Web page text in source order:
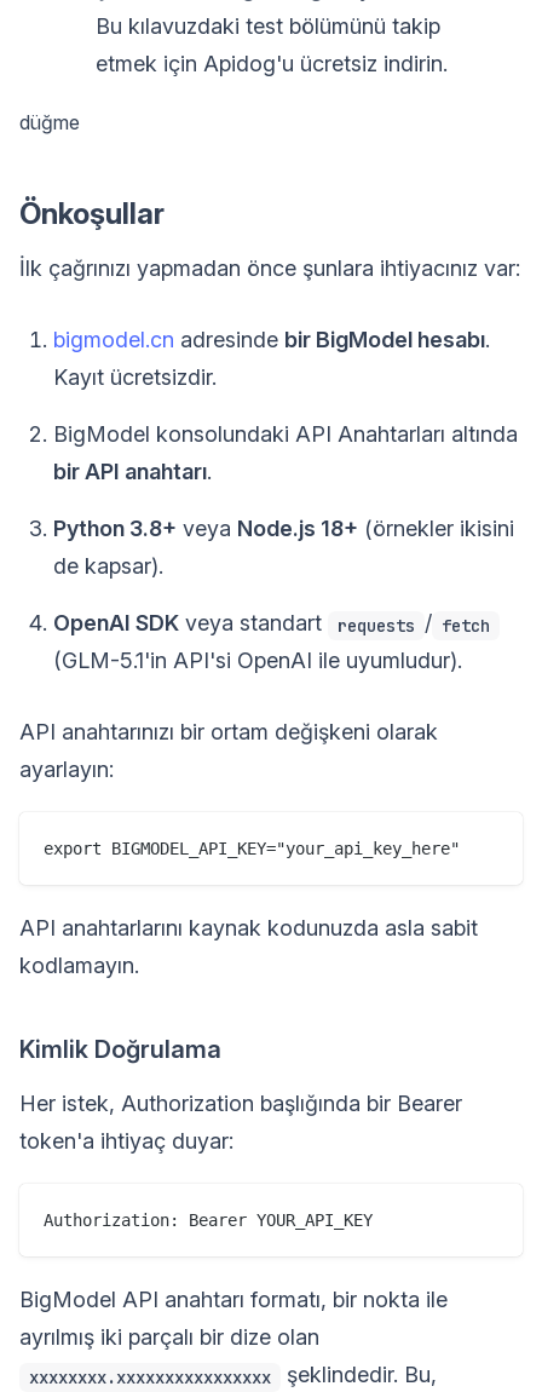
Bu kılavuzdaki test bölümünü takip
etmek için Apidog'u ücretsiz indirin.
düğme
Önkoşullar
İlk çağrınızı yapmadan önce şunlara ihtiyacınız var:
bigmodel.cn adresinde bir BigModel hesabı.
Kayıt ücretsizdir.
BigModel konsolundaki API Anahtarları altında
bir API anahtarı.
Python 3.8+ veya Node.js 18+ (örnekler ikisini
de kapsar).
OpenAI SDK veya standart requests / fetch
(GLM-5.1'in API'si OpenAI ile uyumludur).
API anahtarınızı bir ortam değişkeni olarak
ayarlayın:
API anahtarlarını kaynak kodunuzda asla sabit
kodlamayın.
Kimlik Doğrulama
Her istek, Authorization başlığında bir Bearer
token'a ihtiyaç duyar:
BigModel API anahtarı formatı, bir nokta ile
ayrılmış iki parçalı bir dize olan
xxxxxxxx.xxxxxxxxxxxxxxxx şeklindedir. Bu,